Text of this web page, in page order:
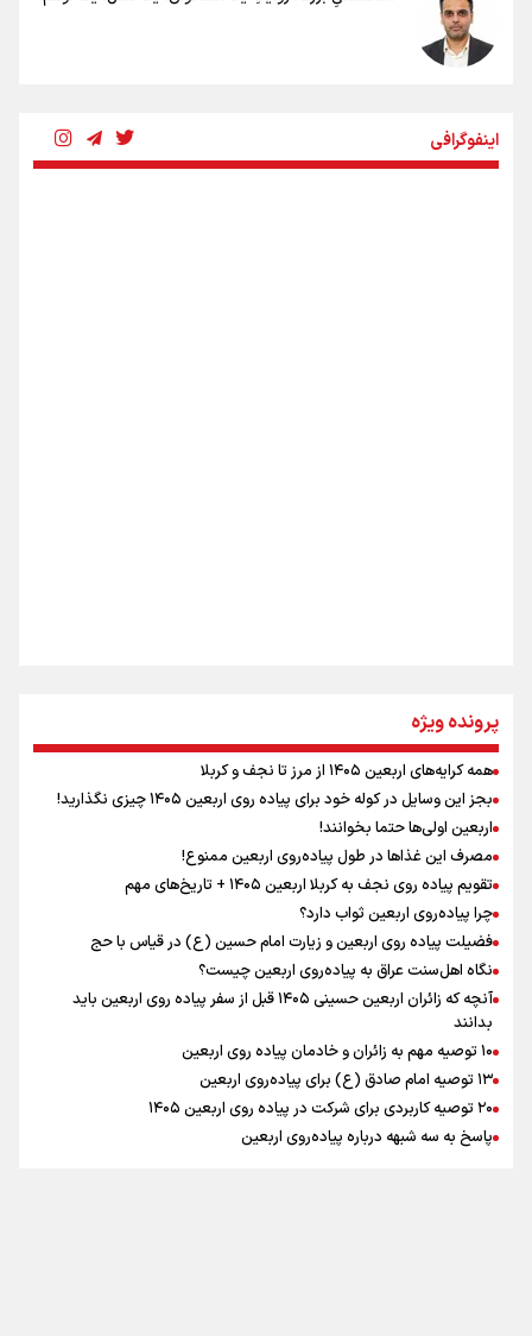
رابطه کارگر و کارفرما در اندیشه رهبر شهید: از تضاد به
زوجیت
اقتدار علمی و استقلال ملی؛ میراث رهبر شهید که با خون
ماندگار شد
اینفوگرافی
اینفو برنا / توصیه‌هایی طلایی برای پیاده روی اربعین
اینفو برنا / جدول کامل فاصله مرز شلمچه تا شهرهای زیارتی
عراق
پرونده ویژه
همه کرایه‌های اربعین ۱۴۰۵ از مرز تا نجف و کربلا
بجز این وسایل در کوله خود برای پیاده روی اربعین ۱۴۰۵ چیزی نگذارید!
اربعین اولی‌ها حتما بخوانند!
مصرف این غذاها در طول پیاده‌روی اربعین ممنوع!
تقویم پیاده روی نجف به کربلا اربعین ۱۴۰۵ + تاریخ‌های مهم
چرا پیاده‌روی اربعین ثواب دارد؟
فضیلت پیاده روی اربعین و زیارت امام حسین (ع) در قیاس با حج
نگاه اهل‌سنت عراق به پیاده‌روی اربعین چیست؟
آنچه که زائران اربعین حسینی ۱۴۰۵ قبل از سفر پیاده روی اربعین باید
بدانند
۱۰ توصیه مهم به زائران و خادمان پیاده روی اربعین
۱۳ توصیه امام صادق (ع) برای پیاده‌روی اربعین
۲۰ توصیه کاربردی برای شرکت در پیاده روی اربعین ۱۴۰۵
پاسخ به سه‌ شبهه درباره پیاده‌روی اربعین